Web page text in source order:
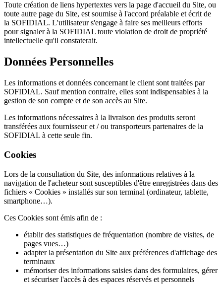
Toute création de liens hypertextes vers la page d'accueil du Site, ou
toute autre page du Site, est soumise à l'accord préalable et écrit de
la SOFIDIAL. L'utilisateur s'engage à faire ses meilleurs efforts
pour signaler à la SOFIDIAL toute violation de droit de propriété
intellectuelle qu'il constaterait.
Données Personnelles
Les informations et données concernant le client sont traitées par
SOFIDIAL. Sauf mention contraire, elles sont indispensables à la
gestion de son compte et de son accès au Site.
Les informations nécessaires à la livraison des produits seront
transférées aux fournisseur et / ou transporteurs partenaires de la
SOFIDIAL à cette seule fin.
Cookies
Lors de la consultation du Site, des informations relatives à la
navigation de l'acheteur sont susceptibles d'être enregistrées dans des
fichiers « Cookies » installés sur son terminal (ordinateur, tablette,
smartphone…).
Ces Cookies sont émis afin de :
établir des statistiques de fréquentation (nombre de visites, de
pages vues…)
adapter la présentation du Site aux préférences d'affichage des
terminaux
mémoriser des informations saisies dans des formulaires, gérer
et sécuriser l'accès à des espaces réservés et personnels